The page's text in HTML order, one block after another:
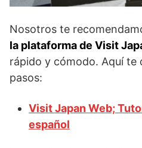
Nosotros te
la plataforma de Visit
rápido y cómodo. Aquí te
pasos:
Visit Japan Web;
español